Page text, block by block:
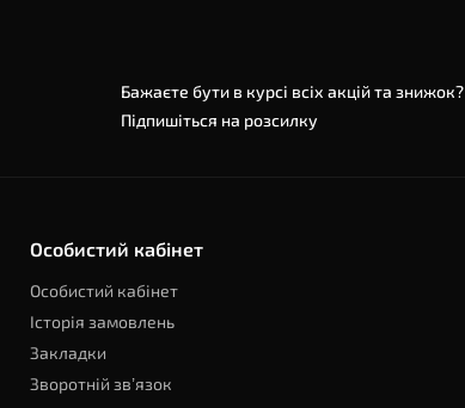
Бажаєте бути в курсі всіх акцій та знижок?
Підпишіться на розсилку
Особистий кабінет
Особистий кабінет
Історія замовлень
Закладки
Зворотній зв’язок